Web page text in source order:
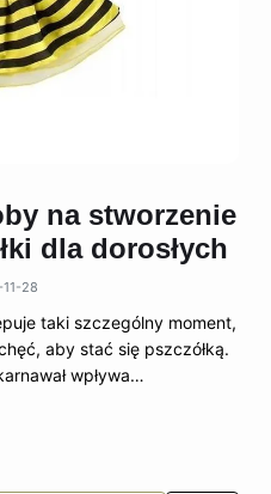
na stworzenie
dla dorosłych
28
taki szczególny moment,
aby stać się pszczółką.
wpływa…